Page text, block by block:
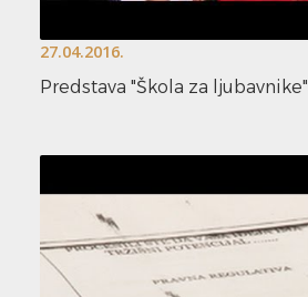
27.04.2016.
Predstava "Škola za ljubavnike"